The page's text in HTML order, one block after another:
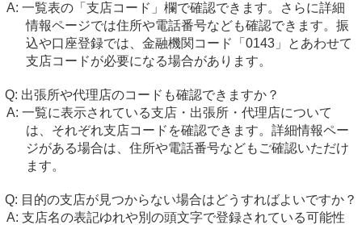
一覧表の「支店コード」欄で確認できます。さらに詳細
情報ページでは住所や電話番号なども確認できます。振
込や口座登録では、金融機関コード「0143」とあわせて
支店コードが必要になる場合があります。
出張所や代理店のコードも確認できますか？
一覧に表示されている支店・出張所・代理店について
は、それぞれ支店コードを確認できます。詳細情報ペー
ジがある場合は、住所や電話番号などもご確認いただけ
ます。
目的の支店が見つからない場合はどうすればよいですか？
支店名の表記ゆれや別の頭文字で登録されている可能性